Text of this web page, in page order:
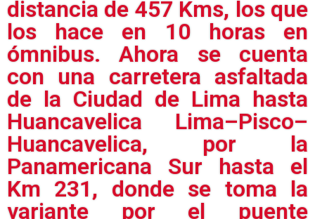
distancia de 457 Kms, los que
los hace en 10 horas en
ómnibus. Ahora se cuenta
con una carretera asfaltada
de la Ciudad de Lima hasta
Huancavelica Lima–Pisco–
Huancavelica, por la
Panamericana Sur hasta el
Km 231, donde se toma la
variante por el puente